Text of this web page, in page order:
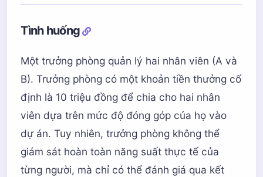
Tình huống
Một trưởng phòng quản lý hai nhân viên (A và
B). Trưởng phòng có một khoản tiền thưởng cố
định là 10 triệu đồng để chia cho hai nhân
viên dựa trên mức độ đóng góp của họ vào
dự án. Tuy nhiên, trưởng phòng không thể
giám sát hoàn toàn năng suất thực tế của
từng người, mà chỉ có thể đánh giá qua kết